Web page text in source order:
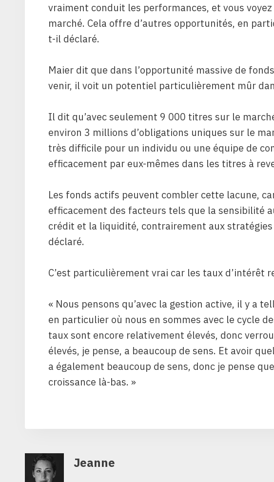
vraiment conduit les performances, et vous
marché. Cela offre d’autres opportunités, en
t-il déclaré.
Maier dit que dans l’opportunité massive de
venir, il voit un potentiel particulièrement mûr
Il dit qu’avec seulement 9 000 titres sur le
environ 3 millions d’obligations uniques sur le
très difficile pour un individu ou une équipe de
efficacement par eux-mêmes dans les titres à
Les fonds actifs peuvent combler cette lacune,
efficacement des facteurs tels que la sensibilité
crédit et la liquidité, contrairement aux
déclaré.
C’est particulièrement vrai car les taux d’intérêt
« Nous pensons qu’avec la gestion active, il y a
en particulier où nous en sommes avec le cycle
taux sont encore relativement élevés, donc
élevés, je pense, a beaucoup de sens. Et avoir
a également beaucoup de sens, donc je pense
croissance là-bas. »
Jeanne